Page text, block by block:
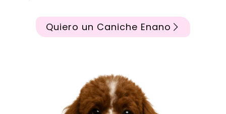
Quiero un Caniche Enano